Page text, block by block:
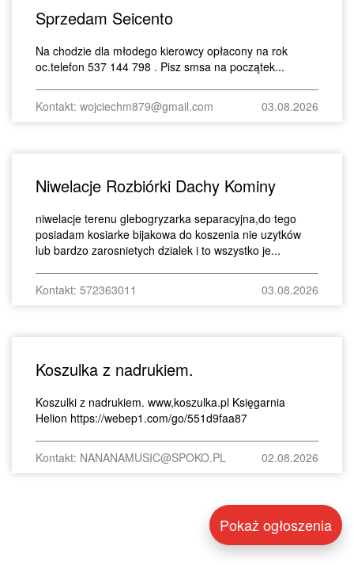
Sprzedam Seicento
Na chodzie dla młodego kierowcy opłacony na rok
oc.telefon 537 144 798 . Pisz smsa na początek...
Kontakt: wojciechm879@gmail.com 03.08.2026
Niwelacje Rozbiórki Dachy Kominy
niwelacje terenu glebogryzarka separacyjna,do tego
posiadam kosiarke bijakowa do koszenia nie uzytków
lub bardzo zarosnietych dzialek i to wszystko je...
Kontakt: 572363011 03.08.2026
Koszulka z nadrukiem.
Koszulki z nadrukiem. www,koszulka.pl Księgarnia
Helion https://webep1.com/go/551d9faa87
Kontakt: NANANAMUSIC@SPOKO.PL 02.08.2026
Pokaż ogłoszenia